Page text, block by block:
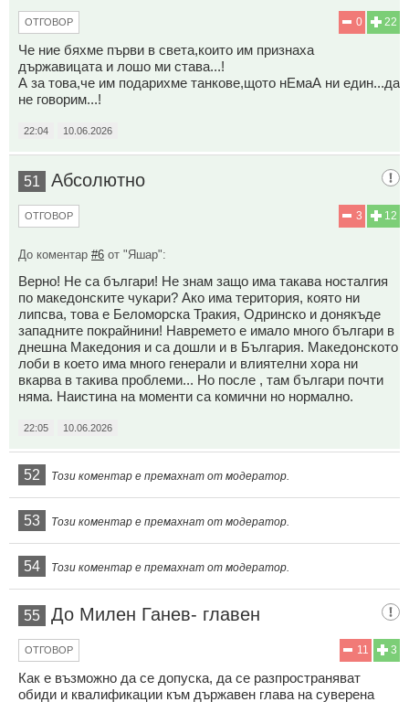
22
0
ОТГОВОР
Че ние бяхме първи в света,които им признаха
държавицата и лошо ми става...!
А за това,че им подарихме танкове,щото нЕмаА ни един...да
не говорим...!
22:04 10.06.2026
51 Абсолютно
12
3
ОТГОВОР
До коментар #6 от "Яшар":
Верно! Не са българи! Не знам защо има такава носталгия
по македонските чукари? Ако има територия, която ни
липсва, това е Беломорска Тракия, Одринско и донякъде
западните покрайнини! Навремето е имало много българи в
днешна Македония и са дошли и в България. Македонското
лоби в което има много генерали и влиятелни хора ни
вкарва в такива проблеми... Но после , там българи почти
няма. Наистина на моменти са комични но нормално.
22:05 10.06.2026
52 Този коментар е премахнат от модератор.
53 Този коментар е премахнат от модератор.
54 Този коментар е премахнат от модератор.
55 До Милен Ганев- главен
3
11
ОТГОВОР
Как е възможно да се допуска, да се разпространяват
обиди и квалификации към държавен глава на суверена